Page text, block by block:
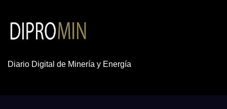
Diario Digital de Minería y Energía